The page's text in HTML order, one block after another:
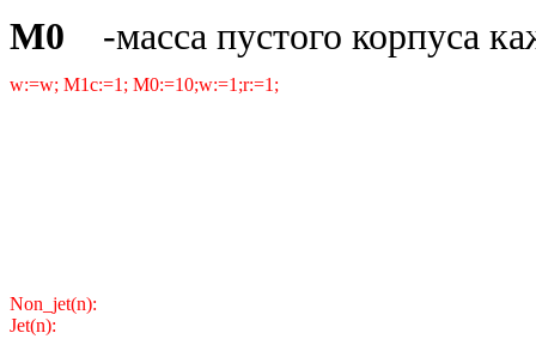
M0
-масса пустого корпуса
w:=w; M1c:=1; M0:=10;w:=1;r:=1;
Non_jet(n):
Jet(n):